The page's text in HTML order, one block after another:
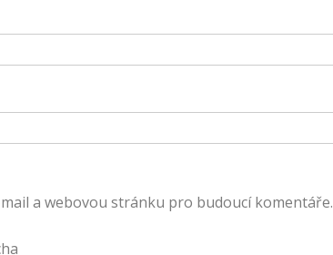
a webovou stránku pro budoucí komentáře.